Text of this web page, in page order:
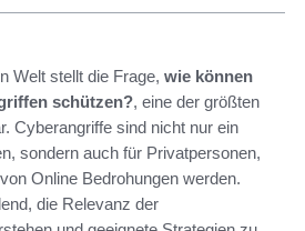
Welt stellt die Frage, wie können
schützen?, eine der größten
Cyberangriffe sind nicht nur ein
sondern auch für Privatpersonen,
Online Bedrohungen werden.
die Relevanz der